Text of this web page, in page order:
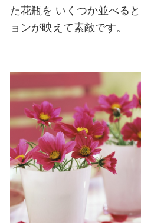
た花瓶を いくつか並べる
ョンが映えて素敵です。